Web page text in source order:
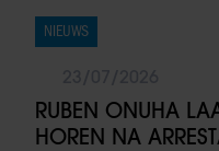
NIEUWS
RUBEN ONUHA
HOREN NA